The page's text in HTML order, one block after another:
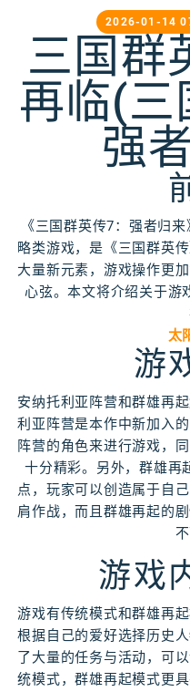
2026-01-14
三国群
再临(三
强
《三国群英传7：强者归
略类游戏，是《三国群英
大量新元素，游戏操作更
心弦。本文将介绍关于游
太
游
安纳托利亚阵营和群雄再
利亚阵营是本作中新加入
阵营的角色来进行游戏，
十分精彩。另外，群雄再
点，玩家可以创造属于自
肩作战，而且群雄再起的
游戏
游戏有传统模式和群雄再
根据自己的爱好选择历史
了大量的任务与活动，可
统模式，群雄再起模式更